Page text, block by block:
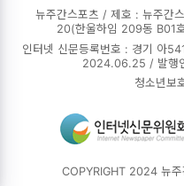
뉴주간스포츠 / 제호 : 뉴주간
20(한울하임 209동
인터넷 신문등록번호 : 경기 아
2024.06.25 / 발행
청소년보
COPYRIGHT 2024 뉴